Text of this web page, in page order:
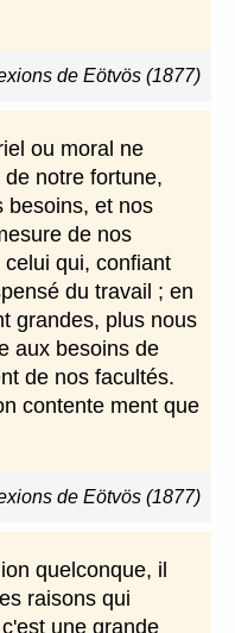
de Eötvös (1877)
ou moral ne
notre fortune,
besoins, et nos
de nos
qui, confiant
du travail ; en
grandes, plus nous
aux besoins de
de nos facultés.
contente ment que
de Eötvös (1877)
quelconque, il
raisons qui
une grande